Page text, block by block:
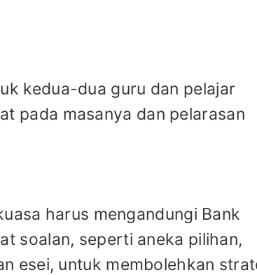
kedua-dua guru dan pelajar
pada masanya dan pelarasan
harus mengandungi Bank
soalan, seperti aneka pilihan,
esei, untuk membolehkan